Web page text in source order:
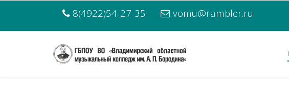
8(4922)54-27-35 vomu@rambler.ru